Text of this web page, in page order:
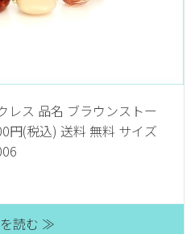
レス 品名 ブラウンストー
円(税込) 送料 無料 サイズ
読む ≫